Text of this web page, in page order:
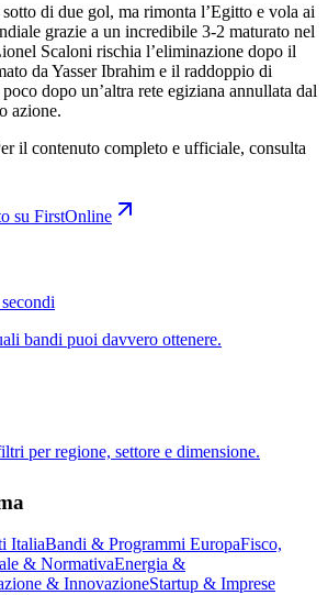
di due gol, ma rimonta l’Egitto e vola ai
grazie a un incredibile 3-2 maturato nel
Scaloni rischia l’eliminazione dopo il
da Yasser Ibrahim e il raddoppio di
dopo un’altra rete egiziana annullata dal
azione.
il contenuto completo e ufficiale, consulta
su FirstOnline
bandi puoi davvero ottenere.
per regione, settore e dimensione.
ItaliaBandi & Programmi EuropaFisco,
& NormativaEnergia &
& InnovazioneStartup & Imprese